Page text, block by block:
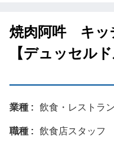
焼肉阿吽 キッ
【デュッセルド
業種 飲食・レストラン
職種 飲食店スタッフ